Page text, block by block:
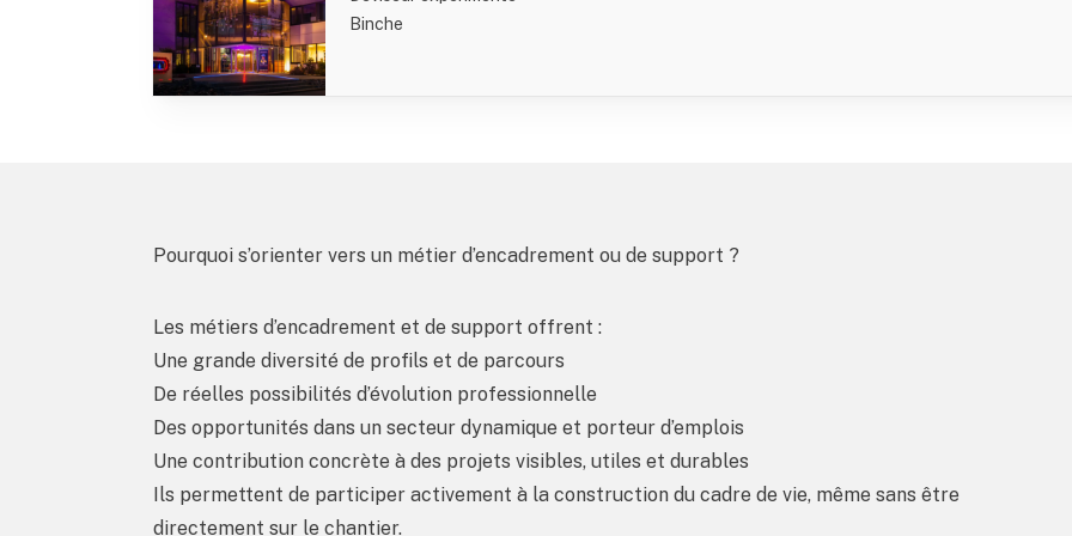
Binche
Pourquoi s’orienter vers un métier d’encadrement ou de support ?
Les métiers d’encadrement et de support offrent :
Une grande diversité de profils et de parcours
De réelles possibilités d’évolution professionnelle
Des opportunités dans un secteur dynamique et porteur d’emplois
Une contribution concrète à des projets visibles, utiles et durables
Ils permettent de participer activement à la construction du cadre de vie, même sans être
directement sur le chantier.